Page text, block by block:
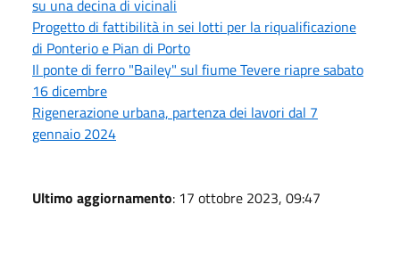
su una decina di vicinali
Progetto di fattibilità in sei lotti per la riqualificazione
di Ponterio e Pian di Porto
Il ponte di ferro "Bailey" sul fiume Tevere riapre sabato
16 dicembre
Rigenerazione urbana, partenza dei lavori dal 7
gennaio 2024
Ultimo aggiornamento: 17 ottobre 2023, 09:47